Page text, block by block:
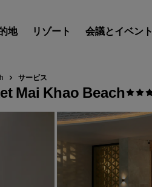
地 リゾート 会議とイベント
サービス
Mai Khao Beach